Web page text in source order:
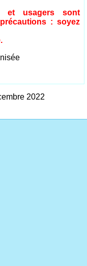
et usagers sont
: soyez
2022